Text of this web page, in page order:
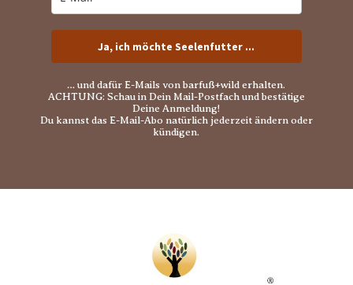
Ja, ich möchte Seelenfutter ...
… und dafür E-Mails von barfuß+wild erhalten.
ACHTUNG: Schau in Dein Mail-Postfach und bestätige
Deine Anmeldung!
Du kannst das E-Mail-Abo natürlich jederzeit ändern oder
kündigen.